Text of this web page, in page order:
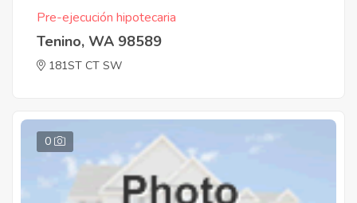
Pre-ejecución hipotecaria
Tenino, WA 98589
181ST CT SW
0